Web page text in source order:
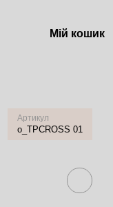
Мій кошик
Артикул
o_TPCROSS 01